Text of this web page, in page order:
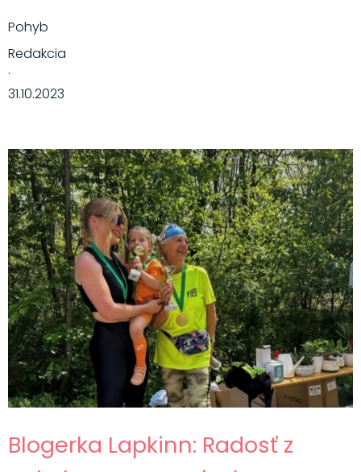
Pohyb
Redakcia
·
31.10.2023
Blogerka Lapkinn: Radosť z